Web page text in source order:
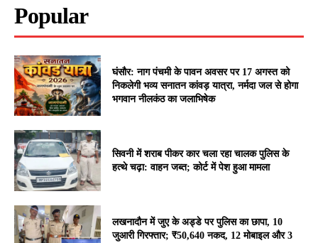
Popular
घंसौर: नाग पंचमी के पावन अवसर पर 17 अगस्त को
निकलेगी भव्य सनातन कांवड़ यात्रा, नर्मदा जल से होगा
भगवान नीलकंठ का जलाभिषेक
सिवनी में शराब पीकर कार चला रहा चालक पुलिस के
हत्थे चढ़ा: वाहन जब्त; कोर्ट में पेश हुआ मामला
लखनादौन में जुए के अड्डे पर पुलिस का छापा, 10
जुआरी गिरफ्तार; ₹50,640 नकद, 12 मोबाइल और 3